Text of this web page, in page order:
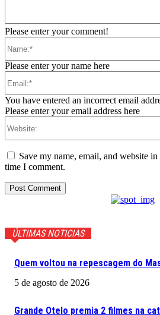
Please enter your comment!
Please enter your name here
You have entered an incorrect email
Please enter your email address here
Save my name, email, and website
time I comment.
ÚLTIMAS NOTICIAS
Quem voltou na repescagem do
5 de agosto de 2026
Grande Otelo premia 2 filmes na